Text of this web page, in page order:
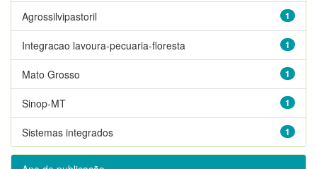
1
Agrossilvipastoril
1
Integracao lavoura-pecuaria-floresta
1
Mato Grosso
1
Sinop-MT
1
Sistemas integrados